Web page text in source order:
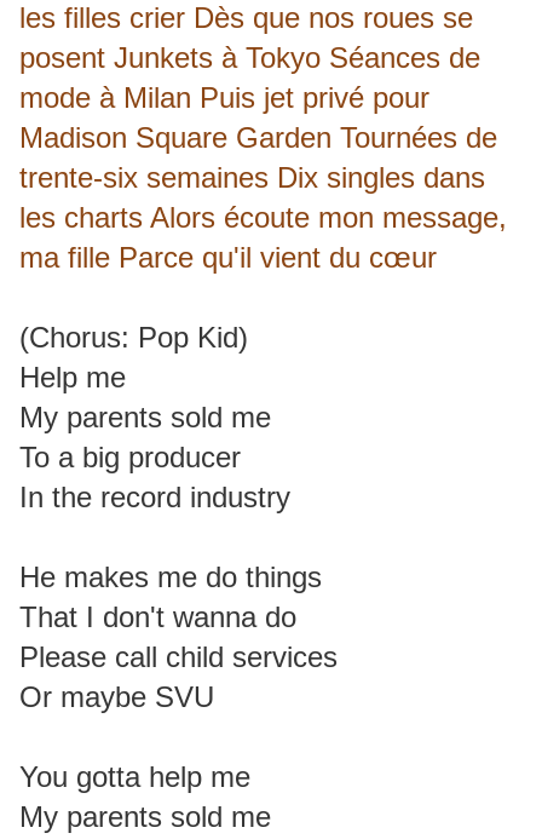
les filles crier Dès que nos roues se
posent Junkets à Tokyo Séances de
mode à Milan Puis jet privé pour
Madison Square Garden Tournées de
trente-six semaines Dix singles dans
les charts Alors écoute mon message,
ma fille Parce qu'il vient du cœur
(Chorus: Pop Kid)
Help me
My parents sold me
To a big producer
In the record industry
He makes me do things
That I don't wanna do
Please call child services
Or maybe SVU
You gotta help me
My parents sold me